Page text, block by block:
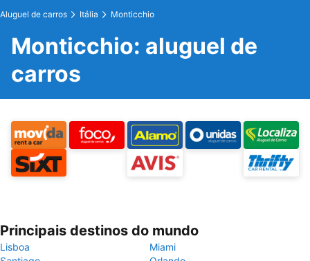
Aluguel de carros Itália Monticchio
Monticchio: aluguel de
carros
Principais destinos do mundo
Lisboa
Miami